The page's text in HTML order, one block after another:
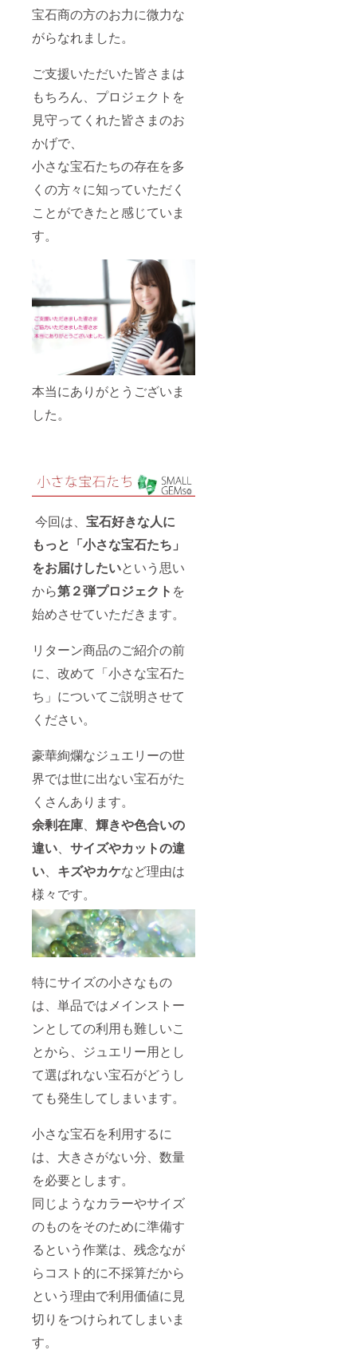
宝石商の方のお力に微力な
がらなれました。
ご支援いただいた皆さまは
もちろん、プロジェクトを
見守ってくれた皆さまのお
かげで、
小さな宝石たちの存在を多
くの方々に知っていただく
ことができたと感じていま
す。
本当にありがとうございま
した。
今回は、 宝石好きな人に
もっと「小さな宝石たち」
をお届けしたいという思い
から第２弾プロジェクト を
始めさせていただきます。
リターン商品のご紹介の前
に、改めて「小さな宝石た
ち」についてご説明させて
ください。
豪華絢爛なジュエリーの世
界では世に出ない宝石がた
くさんあります。
余剰在庫、 輝きや色合いの
違い、 サイズやカットの違
い、 キズやカケなど理由は
様々です。
特にサイズの小さなもの
は、単品ではメインストー
ンとしての利用も難しいこ
とから、ジュエリー用とし
て選ばれない宝石がどうし
ても発生してしまいます。
小さな宝石を利用するに
は、大きさがない分、数量
を必要とします。
同じようなカラーやサイズ
のものをそのために準備す
るという作業は、残念なが
らコスト的に不採算だから
という理由で利用価値に見
切りをつけられてしまいま
す。